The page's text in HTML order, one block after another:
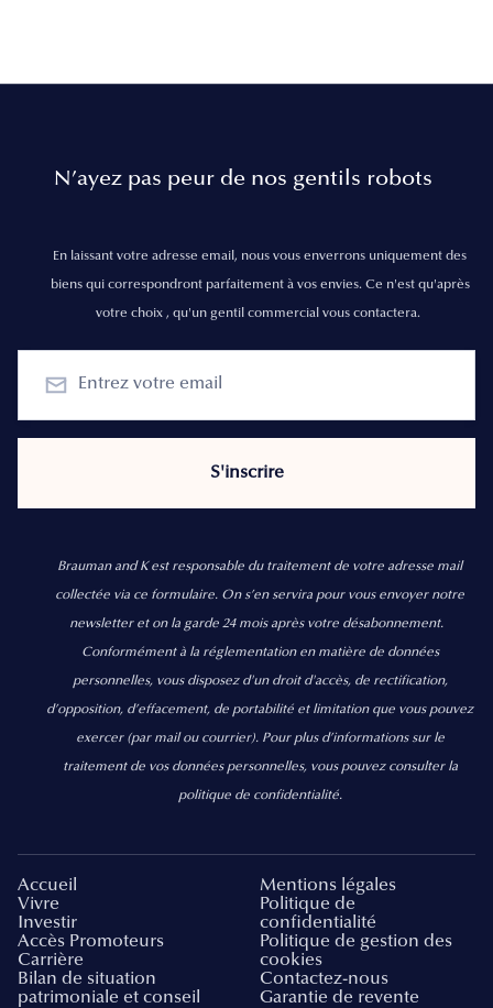
N’ayez pas peur de nos gentils robots
En laissant votre adresse email, nous vous enverrons uniquement des
biens qui correspondront parfaitement à vos envies. Ce n'est qu'après
votre choix , qu'un gentil commercial vous contactera.
Brauman and K est responsable du traitement de votre adresse mail
collectée via ce formulaire. On s’en servira pour vous envoyer notre
newsletter et on la garde 24 mois après votre désabonnement.
Conformément à la réglementation en matière de données
personnelles, vous disposez d'un droit d'accès, de rectification,
d’opposition, d’effacement, de portabilité et limitation que vous pouvez
exercer (par mail ou courrier). Pour plus d’informations sur le
traitement de vos données personnelles, vous pouvez consulter la
politique de confidentialité.
Accueil
Vivre
Investir
Accès Promoteurs
Carrière
Bilan de situation
patrimoniale et conseil
Mentions légales
Politique de
confidentialité
Politique de gestion des
cookies
Contactez-nous
Garantie de revente